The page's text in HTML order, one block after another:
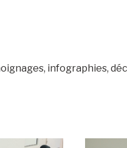
infographies,